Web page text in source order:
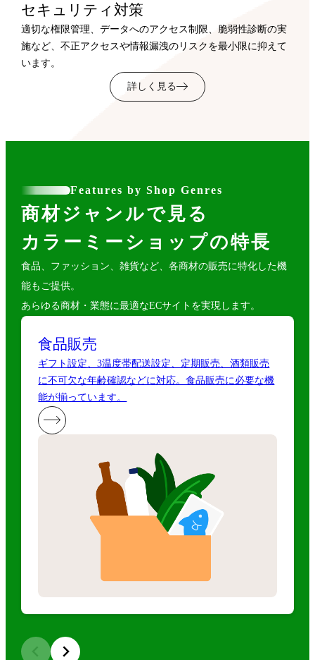
セキュリティ対策
適切な権限管理、データへのアクセス制限、脆弱性診断の実
施など、不正アクセスや情報漏洩のリスクを最小限に抑えて
います。
詳しく見る
Features by Shop Genres
商材ジャンルで見る
カラーミーショップの特長
食品、ファッション、雑貨など、各商材の販売に特化した機
能もご提供。
あらゆる商材・業態に最適なECサイトを実現します。
食品販売
ギフト設定、3温度帯配送設定、定期販売、酒類販売
に不可欠な年齢確認などに対応。食品販売に必要な機
能が揃っています。